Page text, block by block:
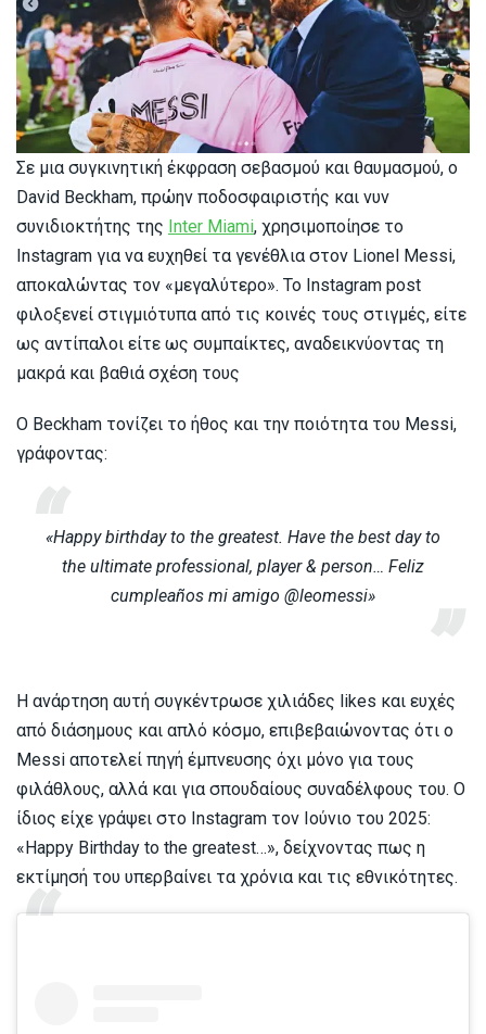
Σε μια συγκινητική έκφραση σεβασμού και θαυμασμού, ο
David Beckham, πρώην ποδοσφαιριστής και νυν
συνιδιοκτήτης της Inter Miami, χρησιμοποίησε το
Instagram για να ευχηθεί τα γενέθλια στον Lionel Messi,
αποκαλώντας τον «μεγαλύτερο». Το Instagram post
φιλοξενεί στιγμιότυπα από τις κοινές τους στιγμές, είτε
ως αντίπαλοι είτε ως συμπαίκτες, αναδεικνύοντας τη
μακρά και βαθιά σχέση τους
Ο Beckham τονίζει το ήθος και την ποιότητα του Messi,
γράφοντας:
«Happy birthday to the greatest. Have the best day to
the ultimate professional, player & person… Feliz
cumpleaños mi amigo @leomessi»
Η ανάρτηση αυτή συγκέντρωσε χιλιάδες likes και ευχές
από διάσημους και απλό κόσμο, επιβεβαιώνοντας ότι ο
Messi αποτελεί πηγή έμπνευσης όχι μόνο για τους
φιλάθλους, αλλά και για σπουδαίους συναδέλφους του. Ο
ίδιος είχε γράψει στο Instagram τον Ιούνιο του 2025:
«Happy Birthday to the greatest…», δείχνοντας πως η
εκτίμησή του υπερβαίνει τα χρόνια και τις εθνικότητες.